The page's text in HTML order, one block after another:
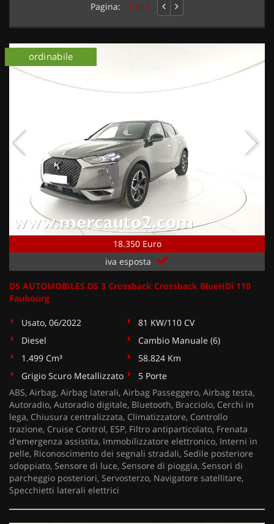
Pagina: 1 di 1
18.350 Euro
iva esposta
ordinabile
DS AUTOMOBILES DS 3 Crossback Crossback BlueHDi 110
Faubourg
Usato, 06/2022
81 KW/110 CV
Diesel
Cambio Manuale (6)
1.499 Cm³
58.824 Km
Grigio Scuro Metallizzato
5 Porte
ABS, Airbag, Airbag laterali, Airbag Passeggero, Airbag testa,
Autoradio, Autoradio digitale, Bluetooth, Bracciolo, Cerchi in
lega, Chiusura centralizzata, Climatizzatore, Controllo
trazione, Cruise Control, ESP, Filtro antiparticolato, Frenata
d'emergenza assistita, Immobilizzatore elettronico, Interni in
pelle, Riconoscimento dei segnali stradali, Sedile posteriore
sdoppiato, Sensore di luce, Sensore di pioggia, Sensori di
parcheggio posteriori, Servosterzo, Navigatore satellitare,
Specchietti laterali elettrici